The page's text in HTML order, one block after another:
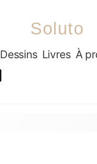
Soluto
Dessins Livres À